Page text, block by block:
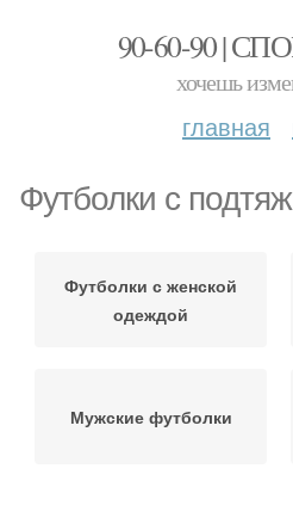
90-60-90 |
хочешь
главная
Футболки с
Футболки с женской
одеждой
Мужские футболки